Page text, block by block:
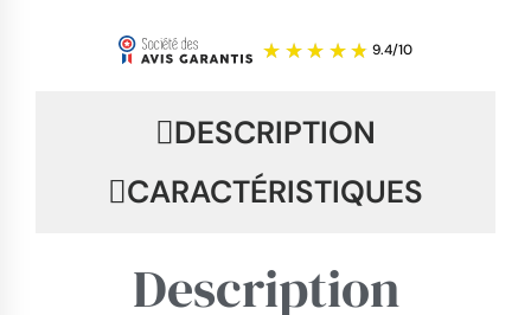
DESCRIPTION
CARACTÉRISTIQUES
Description